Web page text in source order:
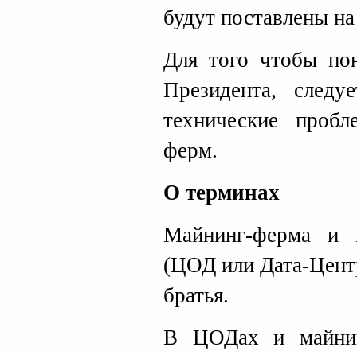
будут поставлены
Для того чтобы
Президента,
технические
ферм.
О терминах
Майнинг-ферма и
(ЦОД или Дата-
братья.
В ЦОДах и